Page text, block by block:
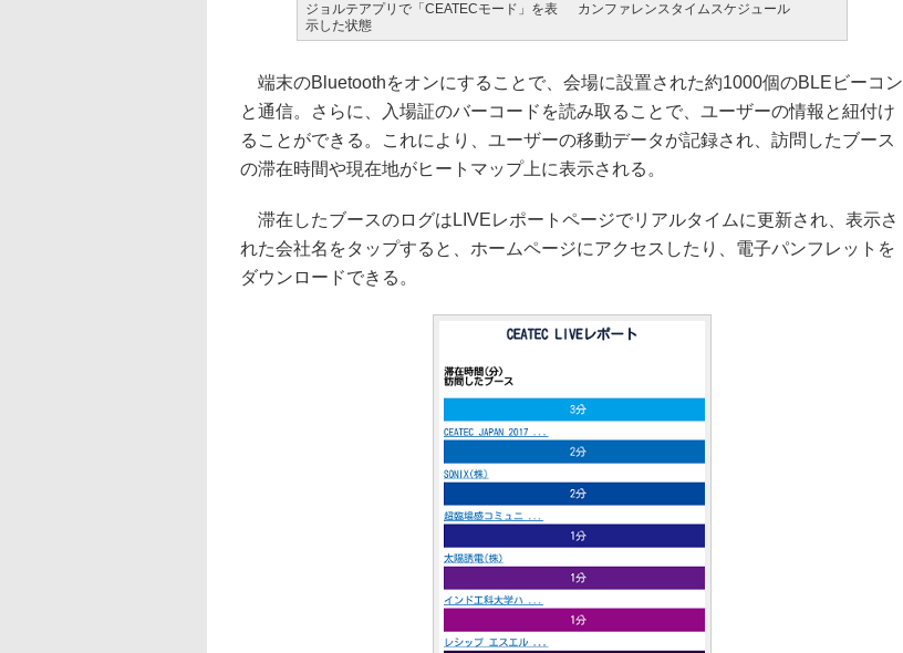
ジョルテアプリで「CEATECモード」を表
示した状態
カンファレンスタイムスケジュール
端末のBluetoothをオンにすることで、会場に設置された約1000個のBLEビーコン
と通信。さらに、入場証のバーコードを読み取ることで、ユーザーの情報と紐付け
ることができる。これにより、ユーザーの移動データが記録され、訪問したブース
の滞在時間や現在地がヒートマップ上に表示される。
滞在したブースのログはLIVEレポートページでリアルタイムに更新され、表示さ
れた会社名をタップすると、ホームページにアクセスしたり、電子パンフレットを
ダウンロードできる。